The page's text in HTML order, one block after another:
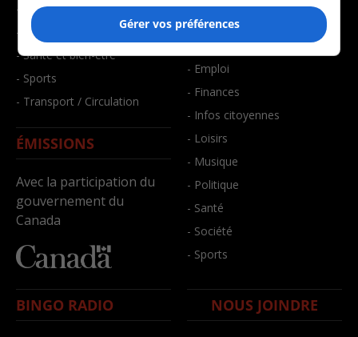
- Environnement
- Faits divers
- Santé et bien-être
- Sports
- Transport / Circulation
ÉMISSIONS
Avec la participation du
gouvernement du
Canada
- Art de vivre
- Bien-être
- Emploi
- Finances
- Infos citoyennes
- Loisirs
- Musique
- Politique
- Santé
- Société
- Sports
BINGO RADIO NOUS JOINDRE
Gérer vos préférences